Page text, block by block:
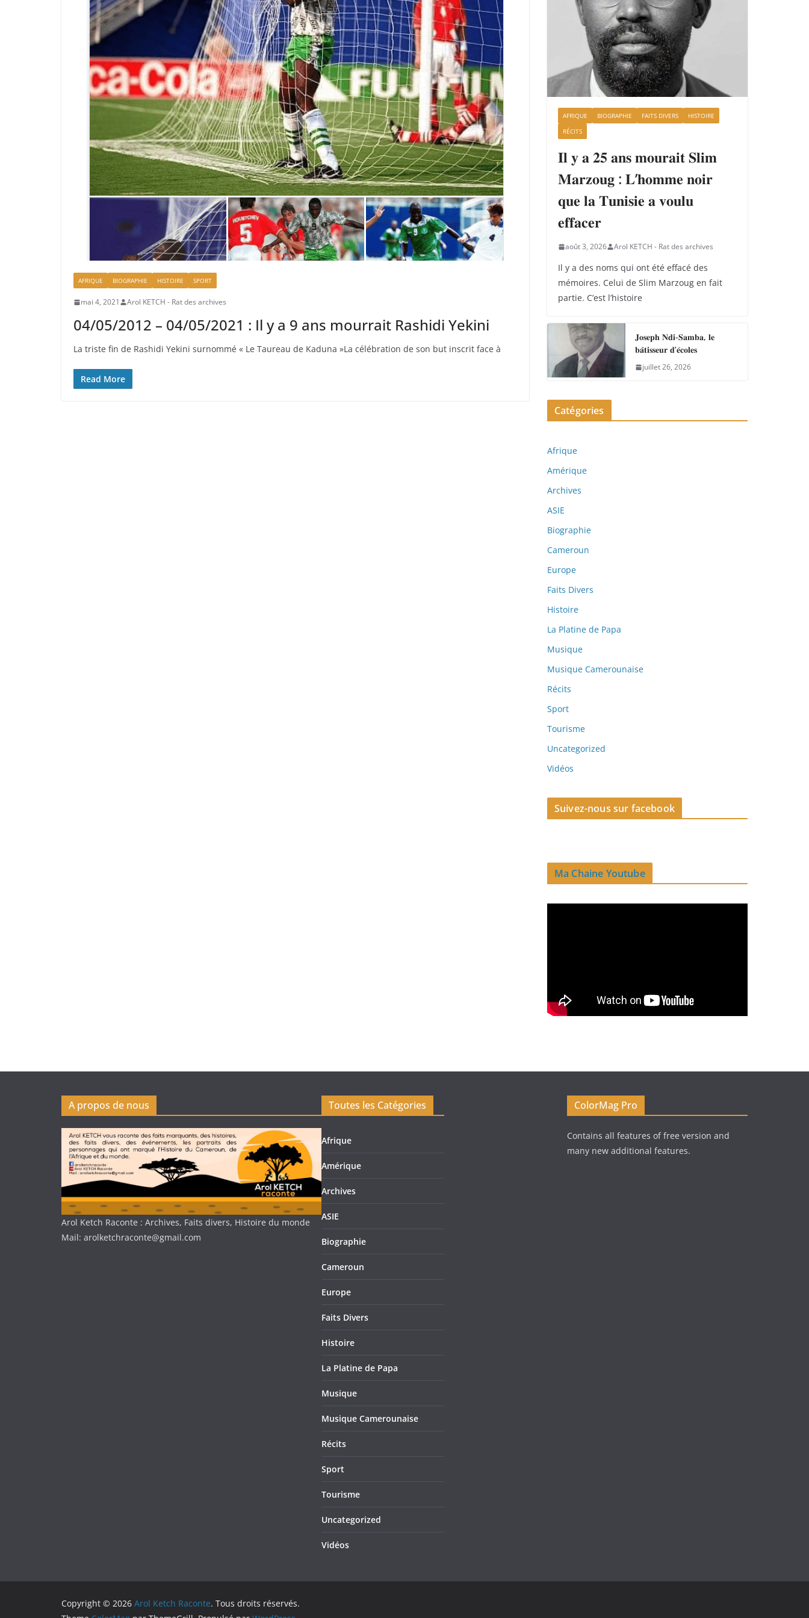
AFRIQUE BIOGRAPHIE HISTOIRE SPORT
mai 4, 2021 Arol KETCH - Rat des archives
04/05/2012 – 04/05/2021 : Il y a 9 ans mourrait Rashidi Yekini
La triste fin de Rashidi Yekini surnommé « Le Taureau de Kaduna »La célébration de son but inscrit face à
Read More
AFRIQUE BIOGRAPHIE FAITS DIVERS
HISTOIRE
RÉCITS
𝐈𝐥 𝐲 𝐚 𝟐𝟓 𝐚𝐧𝐬 𝐦𝐨𝐮𝐫𝐚𝐢𝐭 𝐒𝐥𝐢𝐦
𝐌𝐚𝐫𝐳𝐨𝐮𝐠 : 𝐋’𝐡𝐨𝐦𝐦𝐞 𝐧𝐨𝐢𝐫
𝐪𝐮𝐞 𝐥𝐚 𝐓𝐮𝐧𝐢𝐬𝐢𝐞 𝐚 𝐯𝐨𝐮𝐥𝐮
𝐞𝐟𝐟𝐚𝐜𝐞𝐫
août 3, 2026 Arol KETCH - Rat des archives
Il y a des noms qui ont été effacé des
mémoires. Celui de Slim Marzoug en fait
partie. C’est l’histoire
𝐉𝐨𝐬𝐞𝐩𝐡 𝐍𝐝𝐢-𝐒𝐚𝐦𝐛𝐚, 𝐥𝐞
𝐛𝐚̂𝐭𝐢𝐬𝐬𝐞𝐮𝐫 𝐝’𝐞́𝐜𝐨𝐥𝐞𝐬
juillet 26, 2026
Catégories
Afrique
Amérique
Archives
ASIE
Biographie
Cameroun
Europe
Faits Divers
Histoire
La Platine de Papa
Musique
Musique Camerounaise
Récits
Sport
Tourisme
Uncategorized
Vidéos
Suivez-nous sur facebook
Ma Chaine Youtube
A propos de nous
Arol Ketch Raconte : Archives, Faits divers, Histoire du monde
Mail: arolketchraconte@gmail.com
Toutes les Catégories
Afrique
Amérique
Archives
ASIE
Biographie
Cameroun
Europe
Faits Divers
Histoire
La Platine de Papa
Musique
Musique Camerounaise
Récits
Sport
Tourisme
Uncategorized
Vidéos
ColorMag Pro
Contains all features of free version and
many new additional features.
Copyright © 2026 Arol Ketch Raconte. Tous droits réservés.